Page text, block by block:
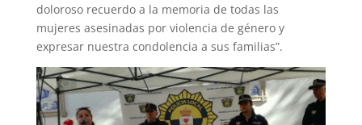
doloroso recuerdo a la memoria de todas las
mujeres asesinadas por violencia de género y
expresar nuestra condolencia a sus familias”.